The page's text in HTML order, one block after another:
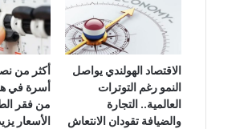
الاقتصاد الهولندي يواصل
النمو رغم التوترات
العالمية.. التجارة
والضيافة تقودان الانتعاش
أكثر من
أسرة في
من فقر
الأسعار